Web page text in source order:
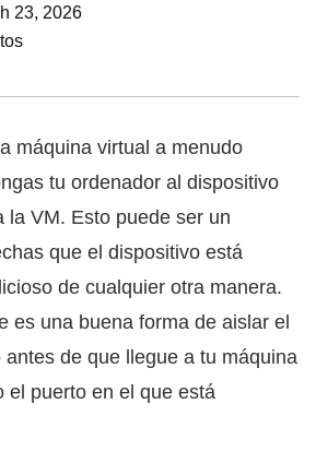
23, 2026
máquina virtual a menudo
tu ordenador al dispositivo
la VM. Esto puede ser un
que el dispositivo está
de cualquier otra manera.
es una buena forma de aislar el
de que llegue a tu máquina
el puerto en el que está